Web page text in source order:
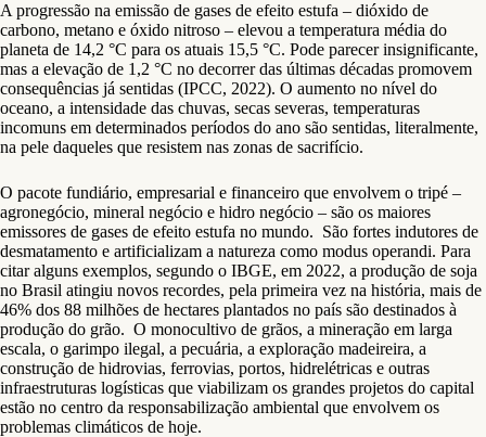
A progressão na emissão de gases de efeito estufa – dióxido de
carbono, metano e óxido nitroso – elevou a temperatura média do
planeta de 14,2 °C para os atuais 15,5 °C. Pode parecer insignificante,
mas a elevação de 1,2 °C no decorrer das últimas décadas promovem
consequências já sentidas (IPCC, 2022). O aumento no nível do
oceano, a intensidade das chuvas, secas severas, temperaturas
incomuns em determinados períodos do ano são sentidas, literalmente,
na pele daqueles que resistem nas zonas de sacrifício.
O pacote fundiário, empresarial e financeiro que envolvem o tripé –
agronegócio, mineral negócio e hidro negócio – são os maiores
emissores de gases de efeito estufa no mundo. São fortes indutores de
desmatamento e artificializam a natureza como modus operandi. Para
citar alguns exemplos, segundo o IBGE, em 2022, a produção de soja
no Brasil atingiu novos recordes, pela primeira vez na história, mais de
46% dos 88 milhões de hectares plantados no país são destinados à
produção do grão. O monocultivo de grãos, a mineração em larga
escala, o garimpo ilegal, a pecuária, a exploração madeireira, a
construção de hidrovias, ferrovias, portos, hidrelétricas e outras
infraestruturas logísticas que viabilizam os grandes projetos do capital
estão no centro da responsabilização ambiental que envolvem os
problemas climáticos de hoje.